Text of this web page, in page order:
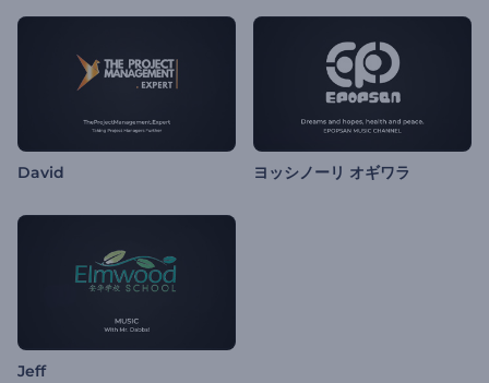
David ヨッシノーリ オギワラ
Jeff